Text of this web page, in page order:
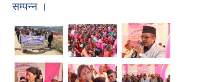
सम्पन्न ।